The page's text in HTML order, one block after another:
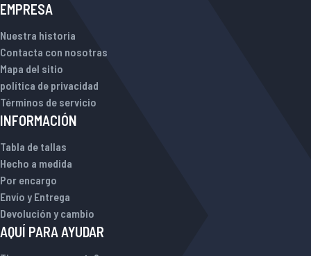
EMPRESA
Nuestra historia
Contacta con nosotras
Mapa del sitio
política de privacidad
Términos de servicio
INFORMACIÓN
Tabla de tallas
Hecho a medida
Por encargo
Envío y Entrega
Devolución y cambio
AQUÍ PARA AYUDAR